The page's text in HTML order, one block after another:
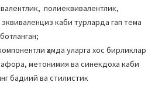
полиеквивалентлик,
каби турларда гап тема
ҳамда уларга хос бирликлар
метонимия ва синекдоха каби
бадиий ва стилистик